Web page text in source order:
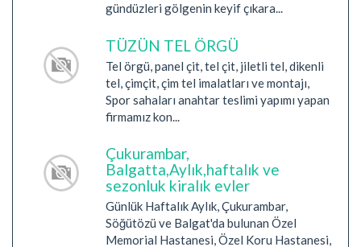
gündüzleri gölgenin keyif çıkara...
TÜZÜN TEL ÖRGÜ
Tel örgü, panel çit, tel çit, jiletli tel, dikenli
tel, çimçit, çim tel imalatları ve montajı,
Spor sahaları anahtar teslimi yapımı yapan
firmamız kon...
Çukurambar,
Balgatta,Aylık,haftalık ve
sezonluk kiralık evler
Günlük Haftalık Aylık, Çukurambar,
Söğütözü ve Balgat'da bulunan Özel
Memorial Hastanesi, Özel Koru Hastanesi,